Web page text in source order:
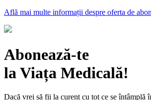
Află mai multe informații despre oferta de
Abonează-te
la Viața Medicală!
Dacă vrei să fii la curent cu tot ce se întâmplă